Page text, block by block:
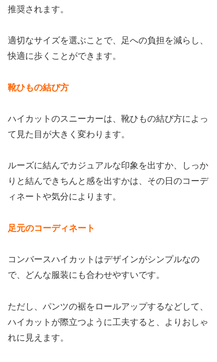
推奨されます。
適切なサイズを選ぶことで、足への負担を減らし、
快適に歩くことができます。
靴ひもの結び方
ハイカットのスニーカーは、靴ひもの結び方によっ
て見た目が大きく変わります。
ルーズに結んでカジュアルな印象を出すか、しっか
りと結んできちんと感を出すかは、その日のコーデ
ィネートや気分によります。
足元のコーディネート
コンバースハイカットはデザインがシンプルなの
で、どんな服装にも合わせやすいです。
ただし、パンツの裾をロールアップするなどして、
ハイカットが際立つように工夫すると、よりおしゃ
れに見えます。